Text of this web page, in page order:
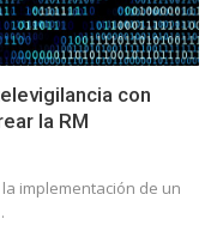
con
la RM
implementación de un